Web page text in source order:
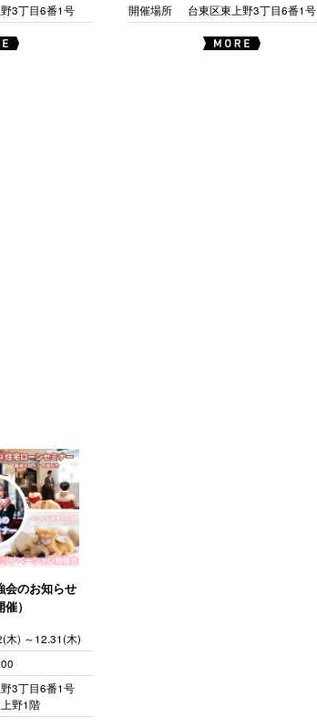
3丁目6番1号
開催場所
台東区東上野3丁目6番1号
会のお知らせ
）
木) ～12.31(木)
野3丁目6番1号
野1階